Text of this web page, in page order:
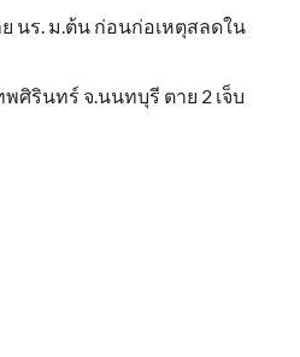
นร. ม.ต้น ก่อนก่อเหตุสลดใน
พศิรินทร์ จ.นนทบุรี ตาย 2 เจ็บ